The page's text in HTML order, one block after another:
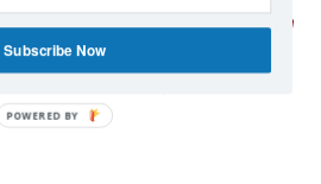
even publish articles with which
we believe it is important for
on as wide a spectrum of
Subscribe Now